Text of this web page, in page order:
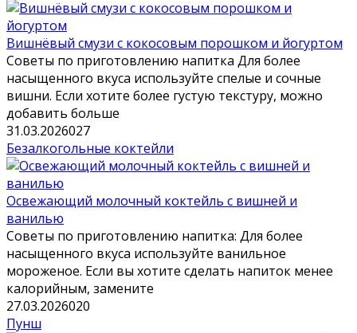
Вишнёвый смузи с кокосовым порошком и йогуртом
Советы по приготовлению напитка Для более
насыщенного вкуса используйте спелые и сочные
вишни. Если хотите более густую текстуру, можно
добавить больше
31.03.2026027
Безалкогольные коктейли
Освежающий молочный коктейль с вишней и
ванилью
Советы по приготовлению напитка: Для более
насыщенного вкуса используйте ванильное
мороженое. Если вы хотите сделать напиток менее
калорийным, замените
27.03.2026020
Пунш